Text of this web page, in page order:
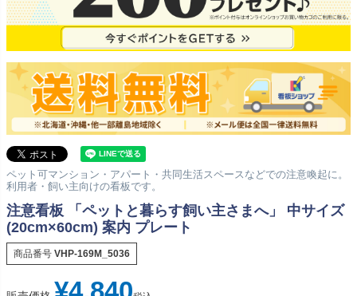
ペット可マンション・アパート・共同生活スペースなどでの注意喚起に。
利用者・飼い主向けの看板です。
注意看板 「ペットと暮らす飼い主さまへ」 中サイズ
(20cm×60cm) 案内 プレート
商品番号 VHP-169M_5036